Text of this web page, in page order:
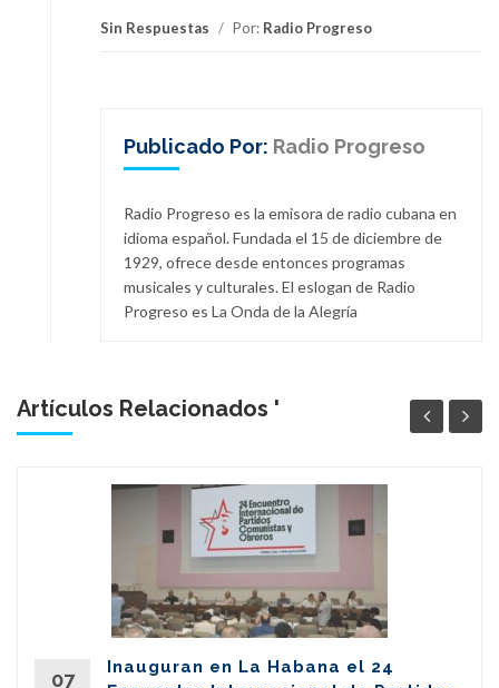
Sin Respuestas / Por: Radio Progreso
Publicado Por: Radio Progreso
Radio Progreso es la emisora de radio cubana en
idioma español. Fundada el 15 de diciembre de
1929, ofrece desde entonces programas
musicales y culturales. El eslogan de Radio
Progreso es La Onda de la Alegría
Artículos Relacionados '
07
Inauguran en La Habana el 24